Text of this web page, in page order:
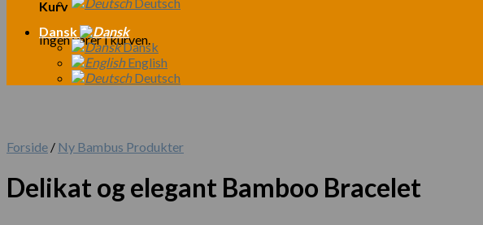
Kurv
Ingen varer i kurven.
Dansk
Dansk
English
Deutsch
Forside / Ny Bambus Produkter
Delikat og elegant Bamboo Bracelet